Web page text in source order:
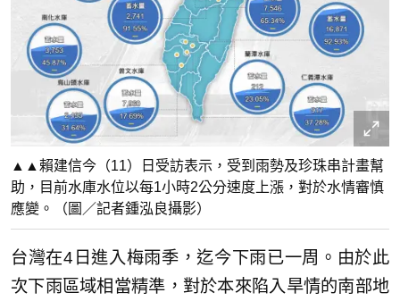
▲▲賴建信今（11）日受訪表示，受到雨勢及珍珠串計畫幫
助，目前水庫水位以每1小時2公分速度上漲，對於水情審慎
應變。（圖／記者鍾泓良攝影）
台灣在4日進入梅雨季，迄今下雨已一周。由於此
次下雨區域相當精準，對於本來陷入旱情的南部地